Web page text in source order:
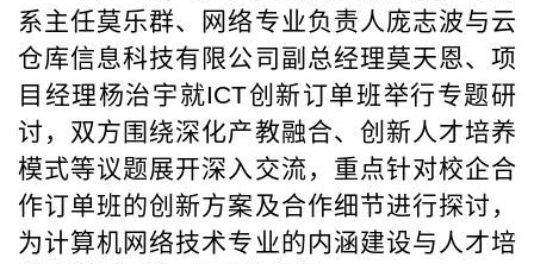
系主任莫乐群、网络专业负责人庞志波与云
仓库信息科技有限公司副总经理莫天恩、项
目经理杨治宇就ICT创新订单班举行专题研
讨，双方围绕深化产教融合、创新人才培养
模式等议题展开深入交流，重点针对校企合
作订单班的创新方案及合作细节进行探讨，
为计算机网络技术专业的内涵建设与人才培